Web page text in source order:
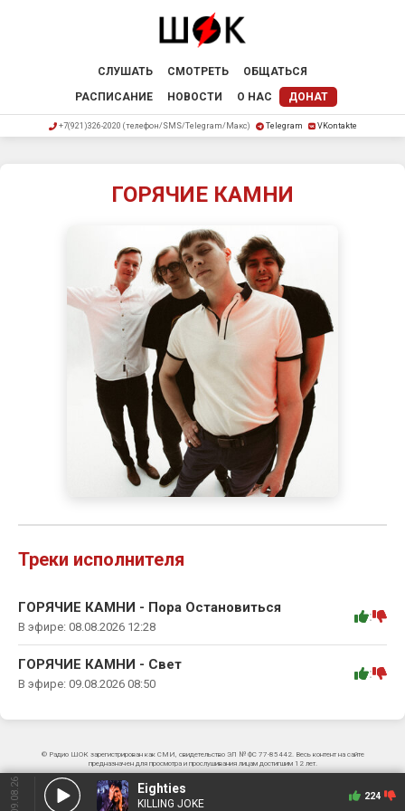
СЛУШАТЬ СМОТРЕТЬ
ОБЩАТЬСЯ
РАСПИСАНИЕ
НОВОСТИ О НАС ДОНАТ
+7(921)326-2020 (телефон/SMS/Telegram/Макс) Telegram VKontakte
ГОРЯЧИЕ КАМНИ
Треки исполнителя
ГОРЯЧИЕ КАМНИ - Пора Остановиться
В эфире: 08.08.2026 12:28
:
ГОРЯЧИЕ КАМНИ - Свет
В эфире: 09.08.2026 08:50
:
© Радио ШОК зарегистрирован как СМИ, свидетельство ЭЛ № ФС 77-85442. Весь контент на сайте
предназначен для просмотра и прослушивания лицам достигшим 12 лет.
09.08.26 Eighties
KILLING JOKE
224